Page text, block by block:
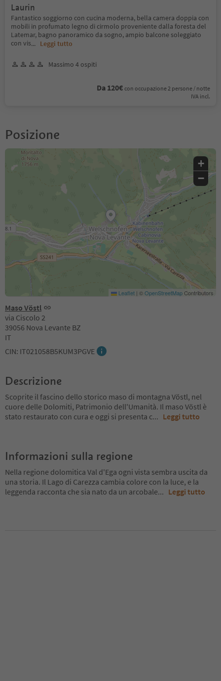
Laurin
Fantastico soggiorno con cucina moderna, bella camera doppia con
mobili in profumato legno di cirmolo proveniente dalla foresta del
Latemar, bagno panoramico da sogno, ampio balcone soleggiato
con vis... Leggi tutto
Massimo 4 ospiti
Da 120€ con occupazione 2 persone / notte
IVA incl.
Posizione
Maso Vöstl
via Ciscolo 2
39056 Nova Levante BZ
IT
CIN: IT021058B5KUM3PGVE
+
−
Leaflet | ©OpenStreetMapContributors
Descrizione
Scoprite il fascino dello storico maso di montagna Vöstl, nel
cuore delle Dolomiti, Patrimonio dell'Umanità. Il maso Vöstl è
stato restaurato con cura e oggi si presenta c... Leggi tutto
Informazioni sulla regione
Nella regione dolomitica Val d'Ega ogni vista sembra uscita da
una storia. Il Lago di Carezza cambia colore con la luce, e la
leggenda racconta che sia nato da un arcobale... Leggi tutto